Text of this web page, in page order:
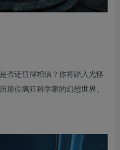
否还值得相信？你将踏入光怪
那位疯狂科学家的幻想世界。